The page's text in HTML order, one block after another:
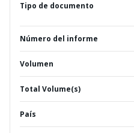
Tipo de documento
Número del informe
Volumen
Total Volume(s)
País